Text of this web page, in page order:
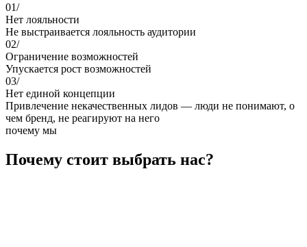
01/
Нет лояльности
Не выстраивается лояльность аудитории
02/
Ограничение возможностей
Упускается рост возможностей
03/
Нет единой концепции
Привлечение некачественных лидов — люди не понимают, о
чем бренд, не реагируют на него
почему мы
Почему стоит выбрать нас?